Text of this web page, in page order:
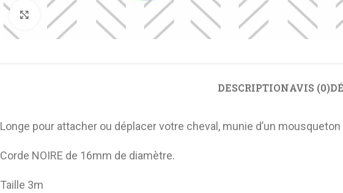
ÉQUITATION DE SPORT
Protection de membre
ÉQUITATION DE
RANDONNÉE
Selle de randonnée
Briderie de randonnée
Mors
Cliquez pour agrandir
DESCRIPTIONAVIS (0)
Longe pour attacher ou déplacer votre cheval, munie d’un
Corde NOIRE de 16mm de diamètre.
Taille 3m